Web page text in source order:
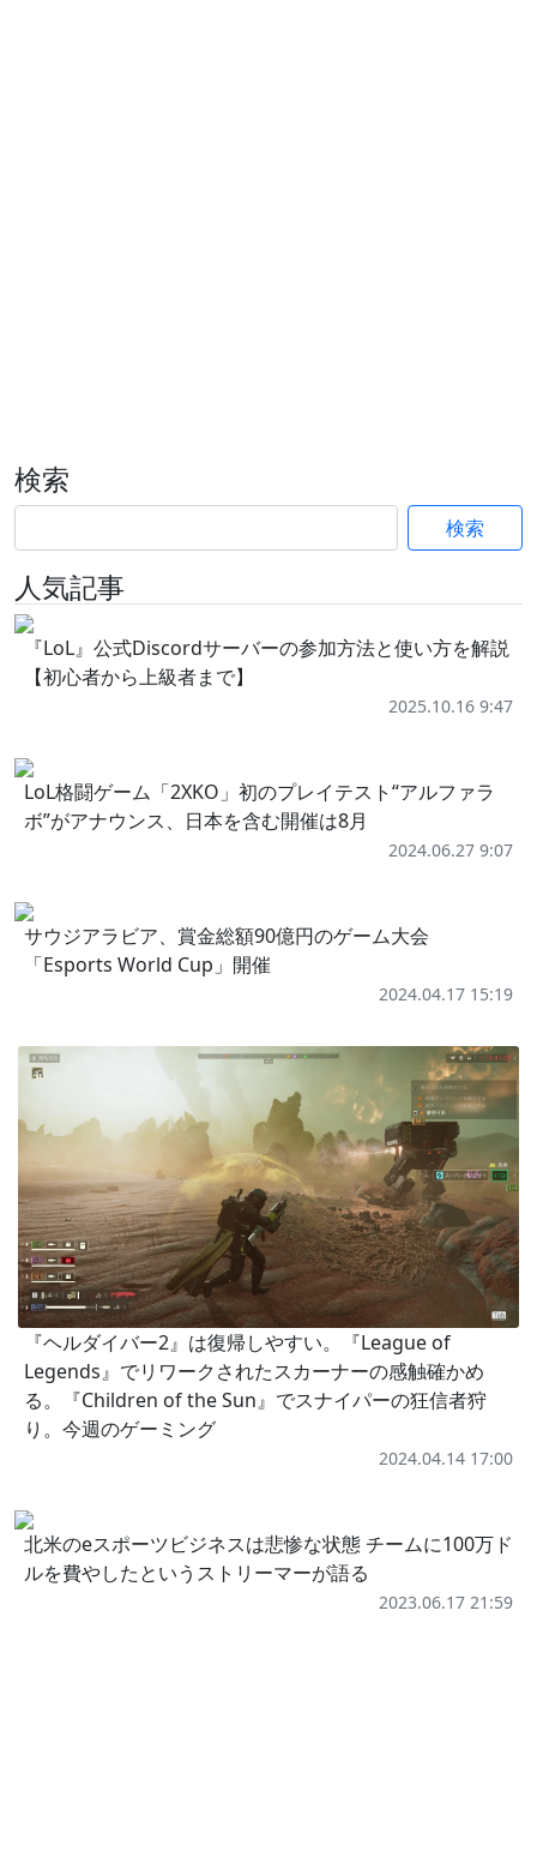
検索
検索
人気記事
『LoL』公式Discordサーバーの参加方法と使い方を解説
【初心者から上級者まで】
2025.10.16 9:47
LoL格闘ゲーム「2XKO」初のプレイテスト“アルファラ
ボ”がアナウンス、日本を含む開催は8月
2024.06.27 9:07
サウジアラビア、賞金総額90億円のゲーム大会
「Esports World Cup」開催
2024.04.17 15:19
『ヘルダイバー2』は復帰しやすい。『League of
Legends』でリワークされたスカーナーの感触確かめ
る。『Children of the Sun』でスナイパーの狂信者狩
り。今週のゲーミング
2024.04.14 17:00
北米のeスポーツビジネスは悲惨な状態 チームに100万ド
ルを費やしたというストリーマーが語る
2023.06.17 21:59